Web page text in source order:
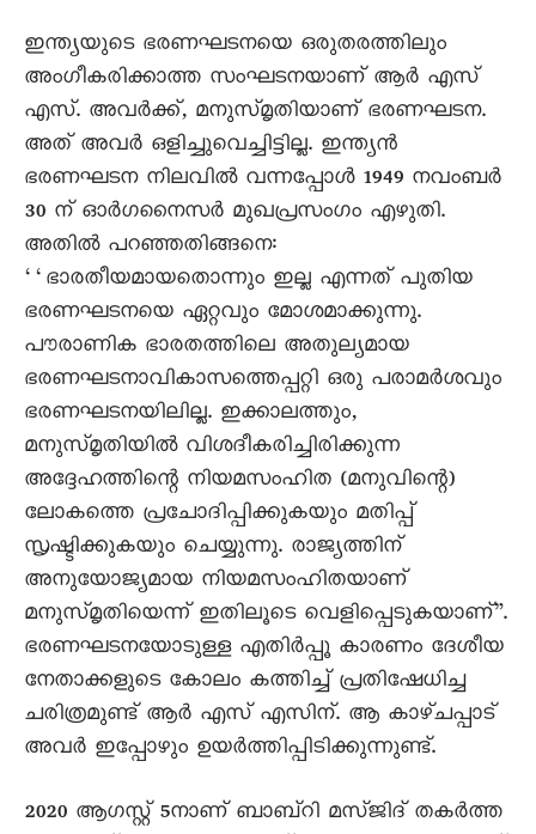
ഇന്ത്യയുടെ ഭരണഘടനയെ ഒരുതരത്തിലും
അംഗീകരിക്കാത്ത സംഘടനയാണ് ആര്‍ എസ്
എസ്. അവര്‍ക്ക്, മനുസ്മൃതിയാണ് ഭരണഘടന.
അത് അവര്‍ ഒളിച്ചുവെച്ചിട്ടില്ല. ഇന്ത്യന്‍
ഭരണഘടന നിലവില്‍ വന്നപ്പോള്‍ 1949 നവംബര്‍
30 ന് ഓര്‍ഗനൈസര്‍ മുഖപ്രസംഗം എഴുതി.
അതില്‍ പറഞ്ഞതിങ്ങനെ:
‘‘ഭാരതീയമായതൊന്നും ഇല്ല എന്നത് പുതിയ
ഭരണഘടനയെ ഏറ്റവും മോശമാക്കുന്നു.
പൗരാണിക ഭാരതത്തിലെ അതുല്യമായ
ഭരണഘടനാവികാസത്തെപ്പറ്റി ഒരു പരാമര്‍ശവും
ഭരണഘടനയിലില്ല. ഇക്കാലത്തും,
മനുസ്മൃതിയില്‍ വിശദീകരിച്ചിരിക്കുന്ന
അദ്ദേഹത്തിന്റെ നിയമസംഹിത (മനുവിന്റെ)
ലോകത്തെ പ്രചോദിപ്പിക്കുകയും മതിപ്പ്
സൃഷ്ടിക്കുകയും ചെയ്യുന്നു. രാജ്യത്തിന്
അനുയോജ്യമായ നിയമസംഹിതയാണ്
മനുസ്മൃതിയെന്ന് ഇതിലൂടെ വെളിപ്പെടുകയാണ്”.
ഭരണഘടനയോടുള്ള എതിര്‍പ്പൂ കാരണം ദേശീയ
നേതാക്കളുടെ കോലം കത്തിച്ച് പ്രതിഷേധിച്ച
ചരിത്രമുണ്ട് ആര്‍ എസ് എസിന്. ആ കാഴ്ചപ്പാട്
അവര്‍ ഇപ്പോഴും ഉയര്‍ത്തിപ്പിടിക്കുന്നുണ്ട്.
2020 ആഗസ്റ്റ് 5നാണ് ബാബ്റി മസ്ജിദ് തകര്‍ത്ത